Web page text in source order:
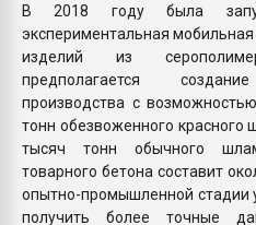
В 2018 году была
экспериментальная
изделий из
предполагается
производства с
тонн обезвоженного красного
тысяч тонн обычного
товарного бетона составит
опытно-промышленной стадии
получить более точные